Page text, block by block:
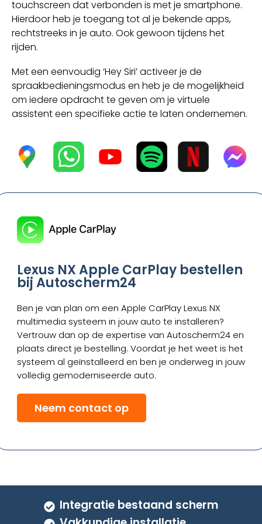
touchscreen dat verbonden is met je smartphone.
Hierdoor heb je toegang tot al je bekende apps,
rechtstreeks in je auto. Ook gewoon tijdens het
rijden.
Met een eenvoudig ‘Hey Siri’ activeer je de
spraakbedieningsmodus en heb je de mogelijkheid
om iedere opdracht te geven om je virtuele
assistent een specifieke actie te laten ondernemen.
Lexus NX Apple CarPlay bestellen
bij Autoscherm24
Ben je van plan om een Apple CarPlay Lexus NX
multimedia systeem in jouw auto te installeren?
Vertrouw dan op de expertise van Autoscherm24 en
plaats direct je bestelling. Voordat je het weet is het
systeem al geïnstalleerd en ben je onderweg in jouw
volledig gemoderniseerde auto.
Neem contact op
Integratie bestaand scherm